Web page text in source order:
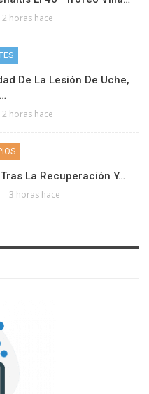
2 horas hace
De La Lesión De Uche,
2 horas hace
La Recuperación Y…
3 horas hace